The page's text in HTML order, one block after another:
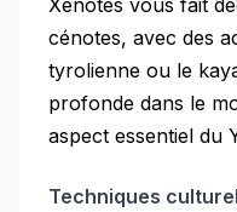
Xenotes vous fait
cénotes, avec des
tyrolienne ou le
profonde dans le
aspect essentiel du
Techniques